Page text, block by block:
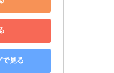
で見る